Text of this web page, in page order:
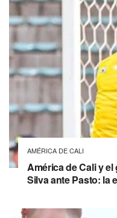
AMÉRICA DE CALI
América de Cali y
Silva ante Pasto: la